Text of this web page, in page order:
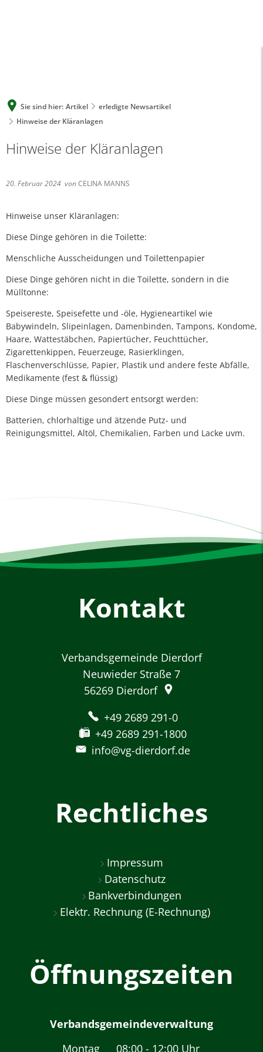
Sie sind hier: Artikel
erledigte Newsartikel
Hinweise der Kläranlagen
Hinweise der Kläranlagen
20. Februar 2024 vonCELINA MANNS
Hinweise unser Kläranlagen:
Diese Dinge gehören in die Toilette:
Menschliche Ausscheidungen und Toilettenpapier
Diese Dinge gehören nicht in die Toilette, sondern in die
Mülltonne:
Speisereste, Speisefette und -öle, Hygieneartikel wie
Babywindeln, Slipeinlagen, Damenbinden, Tampons, Kondome,
Haare, Wattestäbchen, Papiertücher, Feuchttücher,
Zigarettenkippen, Feuerzeuge, Rasierklingen,
Flaschenverschlüsse, Papier, Plastik und andere feste Abfälle,
Medikamente (fest & flüssig)
Diese Dinge müssen gesondert entsorgt werden:
Batterien, chlorhaltige und ätzende Putz- und
Reinigungsmittel, Altöl, Chemikalien, Farben und Lacke uvm.
Kontakt
Verbandsgemeinde Dierdorf
Neuwieder Straße 7
56269 Dierdorf
+49 2689 291-0
+49 2689 291-1800
info@vg-dierdorf.de
Rechtliches
Impressum
Datenschutz
Bankverbindungen
Elektr. Rechnung (E-Rechnung)
Öffnungszeiten
Verbandsgemeindeverwaltung
Montag
08:00 - 12:00 Uhr